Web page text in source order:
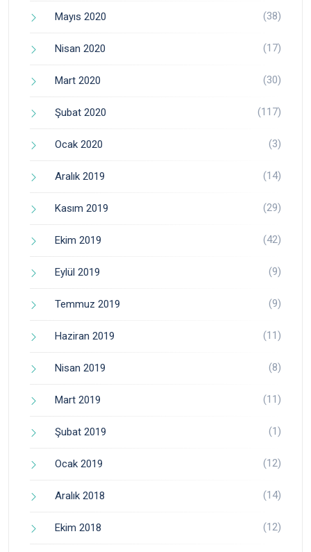
Mayıs 2020 (38)
Nisan 2020 (17)
Mart 2020 (30)
Şubat 2020 (117)
Ocak 2020 (3)
Aralık 2019 (14)
Kasım 2019 (29)
Ekim 2019 (42)
Eylül 2019 (9)
Temmuz 2019 (9)
Haziran 2019 (11)
Nisan 2019 (8)
Mart 2019 (11)
Şubat 2019 (1)
Ocak 2019 (12)
Aralık 2018 (14)
Ekim 2018 (12)